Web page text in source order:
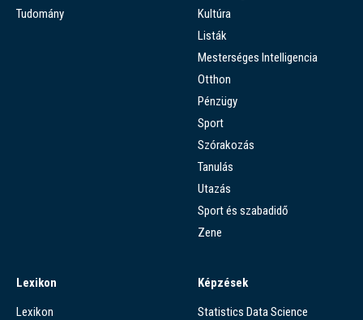
Tudomány
Kultúra
Listák
Mesterséges Intelligencia
Otthon
Pénzügy
Sport
Szórakozás
Tanulás
Utazás
Sport és szabadidő
Zene
Lexikon
Lexikon
Képzések
Statistics Data Science